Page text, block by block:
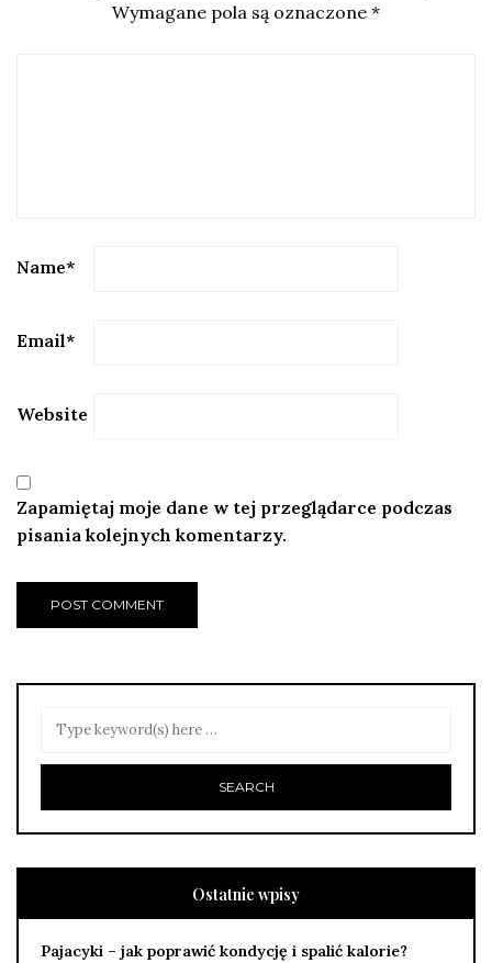
Wymagane pola są oznaczone *
Name*
Email*
Website
Zapamiętaj moje dane w tej przeglądarce podczas
pisania kolejnych komentarzy.
Ostatnie wpisy
Pajacyki – jak poprawić kondycję i spalić kalorie?